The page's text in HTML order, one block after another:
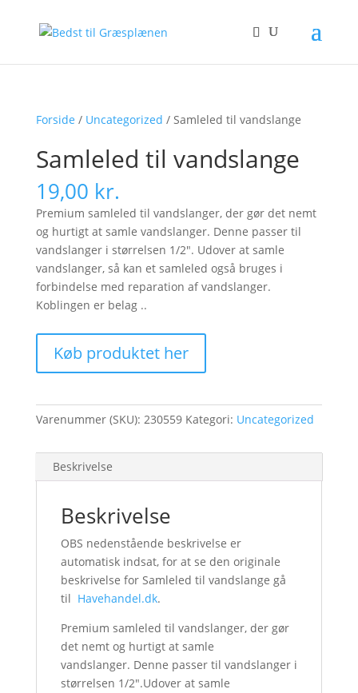
Forside / Uncategorized / Samleled til vandslange
Samleled til vandslange
19,00 kr.
Premium samleled til vandslanger, der gør det nemt
og hurtigt at samle vandslanger. Denne passer til
vandslanger i størrelsen 1/2″. Udover at samle
vandslanger, så kan et samleled også bruges i
forbindelse med reparation af vandslanger.
Koblingen er belag ..
Køb produktet her
Varenummer (SKU): 230559 Kategori: Uncategorized
Beskrivelse
Beskrivelse
OBS nedenstående beskrivelse er
automatisk indsat, for at se den originale
beskrivelse for Samleled til vandslange gå
til Havehandel.dk.
Premium samleled til vandslanger, der gør
det nemt og hurtigt at samle
vandslanger. Denne passer til vandslanger i
størrelsen 1/2″.Udover at samle